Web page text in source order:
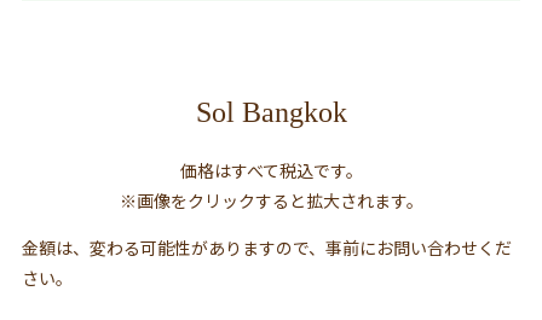
Sol Bangkok
価格はすべて税込です。
※画像をクリックすると拡大されます。
金額は、変わる可能性がありますので、事前にお問い合わせくだ
さい。